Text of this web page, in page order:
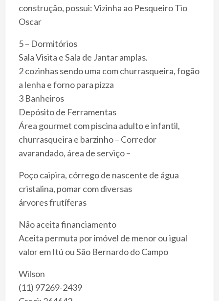
construção, possui: Vizinha ao Pesqueiro Tio
Oscar
5 – Dormitórios
Sala Visita e Sala de Jantar amplas.
2 cozinhas sendo uma com churrasqueira, fogão
a lenha e forno para pizza
3 Banheiros
Depósito de Ferramentas
Área gourmet com piscina adulto e infantil,
churrasqueira e barzinho – Corredor
avarandado, área de serviço –
Poço caipira, córrego de nascente de água
cristalina, pomar com diversas
árvores frutíferas
Não aceita financiamento
Aceita permuta por imóvel de menor ou igual
valor em Itú ou São Bernardo do Campo
Wilson
(11) 97269-2439